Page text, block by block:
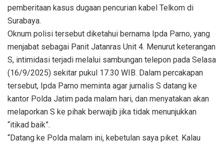
pemberitaan kasus dugaan pencurian kabel Telkom di
Surabaya.
Oknum polisi tersebut diketahui bernama Ipda Parno, yang
menjabat sebagai Panit Jatanras Unit 4. Menurut keterangan
S, intimidasi terjadi melalui sambungan telepon pada Selasa
(16/9/2025) sekitar pukul 17.30 WIB. Dalam percakapan
tersebut, Ipda Parno meminta agar jurnalis S datang ke
kantor Polda Jatim pada malam hari, dan menyatakan akan
melaporkan S ke pihak berwajib jika tidak menunjukkan
“itikad baik”.
“Datang ke Polda malam ini, kebetulan saya piket. Kalau